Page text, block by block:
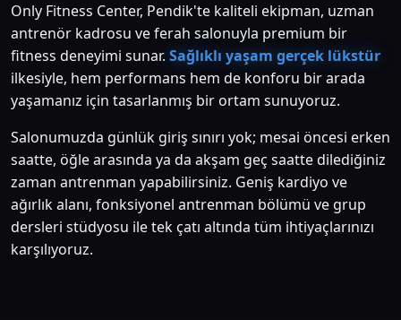
Only Fitness Center, Pendik'te kaliteli ekipman, uzman
antrenör kadrosu ve ferah salonuyla premium bir
fitness deneyimi sunar. Sağlıklı yaşam gerçek lükstür
ilkesiyle, hem performans hem de konforu bir arada
yaşamanız için tasarlanmış bir ortam sunuyoruz.
Salonumuzda günlük giriş sınırı yok; mesai öncesi erken
saatte, öğle arasında ya da akşam geç saatte dilediğiniz
zaman antrenman yapabilirsiniz. Geniş kardiyo ve
ağırlık alanı, fonksiyonel antrenman bölümü ve grup
dersleri stüdyosu ile tek çatı altında tüm ihtiyaçlarınızı
karşılıyoruz.